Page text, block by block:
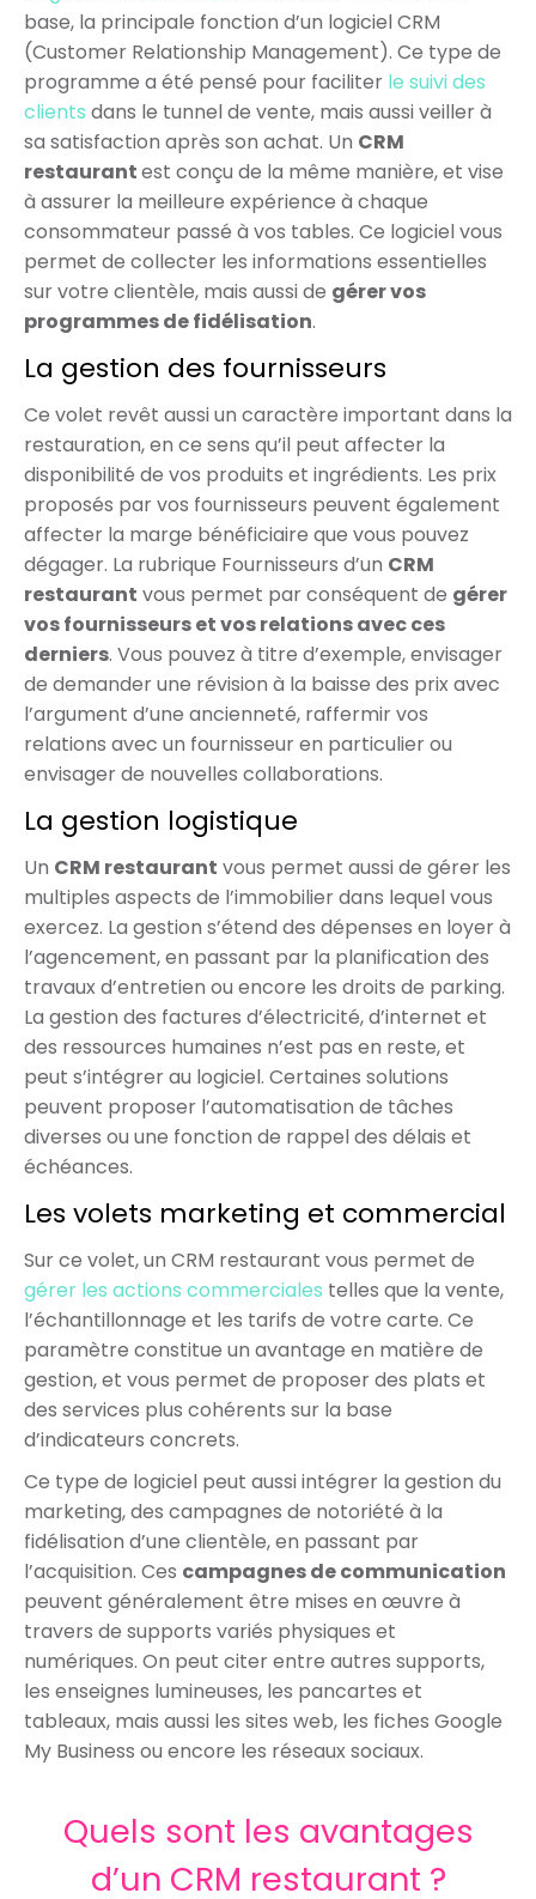
base, la principale fonction d’un logiciel CRM
(Customer Relationship Management). Ce type de
programme a été pensé pour faciliter le suivi des
clients dans le tunnel de vente, mais aussi veiller à
sa satisfaction après son achat. Un CRM
restaurantest conçu de la même manière, et vise
à assurer la meilleure expérience à chaque
consommateur passé à vos tables. Ce logiciel vous
permet de collecter les informations essentielles
sur votre clientèle, mais aussi de gérer vos
programmes de fidélisation.
La gestion des fournisseurs
Ce volet revêt aussi un caractère important dans la
restauration, en ce sens qu’il peut affecter la
disponibilité de vos produits et ingrédients. Les prix
proposés par vos fournisseurs peuvent également
affecter la marge bénéficiaire que vous pouvez
dégager. La rubrique Fournisseurs d’un CRM
restaurant vous permet par conséquent de gérer
vos fournisseurs et vos relations avec ces
derniers. Vous pouvez à titre d’exemple, envisager
de demander une révision à la baisse des prix avec
l’argument d’une ancienneté, raffermir vos
relations avec un fournisseur en particulier ou
envisager de nouvelles collaborations.
La gestion logistique
Un CRM restaurant vous permet aussi de gérer les
multiples aspects de l’immobilier dans lequel vous
exercez. La gestion s’étend des dépenses en loyer à
l’agencement, en passant par la planification des
travaux d’entretien ou encore les droits de parking.
La gestion des factures d’électricité, d’internet et
des ressources humaines n’est pas en reste, et
peut s’intégrer au logiciel. Certaines solutions
peuvent proposer l’automatisation de tâches
diverses ou une fonction de rappel des délais et
échéances.
Les volets marketing et commercial
Sur ce volet, un CRM restaurant vous permet de
gérer les actions commerciales telles que la vente,
l’échantillonnage et les tarifs de votre carte. Ce
paramètre constitue un avantage en matière de
gestion, et vous permet de proposer des plats et
des services plus cohérents sur la base
d’indicateurs concrets.
Ce type de logiciel peut aussi intégrer la gestion du
marketing, des campagnes de notoriété à la
fidélisation d’une clientèle, en passant par
l’acquisition. Ces campagnes de communication
peuvent généralement être mises en œuvre à
travers de supports variés physiques et
numériques. On peut citer entre autres supports,
les enseignes lumineuses, les pancartes et
tableaux, mais aussi les sites web, les fiches Google
My Business ou encore les réseaux sociaux.
Quels sont les avantages
d’un CRM restaurant ?